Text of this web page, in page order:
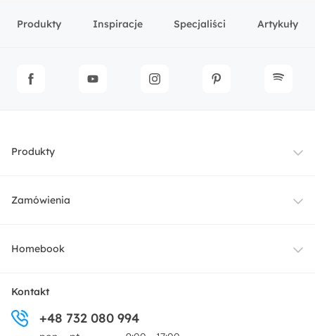
Produkty Inspiracje Specjaliści Artykuły
Produkty
Meble
Zamówienia
Dostawa
Zwroty
Homebook
O nas
Centrum prasowe
Kontakt
+48 732 080 994